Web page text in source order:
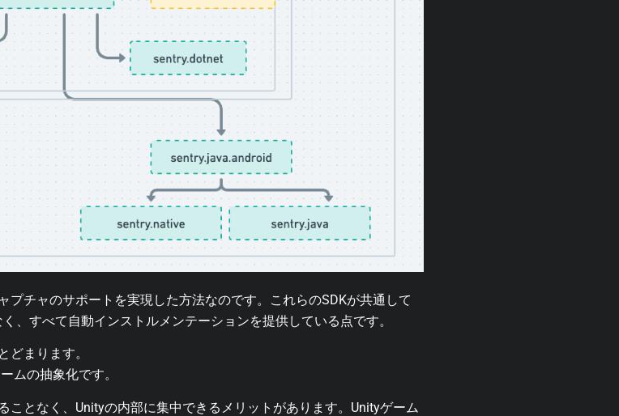
チャのサポートを実現した方法なのです。これらのSDKが共通して
、すべて自動インストルメンテーションを提供している点です。
どまります。
ムの抽象化です。
ことなく、Unityの内部に集中できるメリットがあります。Unityゲーム